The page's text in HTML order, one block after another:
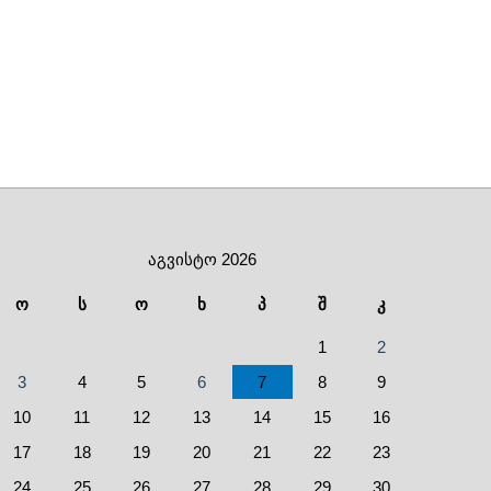
აგვისტო 2026
ო ს ო ხ პ შ კ
1
2
3
4 5 6 7 8
9
10
11 12 13 14 15
16
17
18 19 20 21 22
23